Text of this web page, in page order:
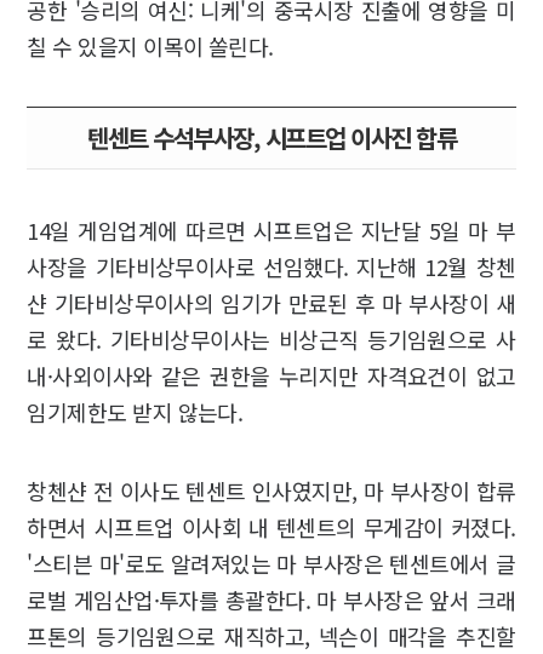
공한 '승리의 여신: 니케'의 중국시장 진출에 영향을 미
칠 수 있을지 이목이 쏠린다.
텐센트 수석부사장, 시프트업 이사진 합류
14일 게임업계에 따르면 시프트업은 지난달 5일 마 부
사장을 기타비상무이사로 선임했다. 지난해 12월 창첸
샨 기타비상무이사의 임기가 만료된 후 마 부사장이 새
로 왔다. 기타비상무이사는 비상근직 등기임원으로 사
내·사외이사와 같은 권한을 누리지만 자격요건이 없고
임기제한도 받지 않는다.
창첸샨 전 이사도 텐센트 인사였지만, 마 부사장이 합류
하면서 시프트업 이사회 내 텐센트의 무게감이 커졌다.
'스티븐 마'로도 알려져있는 마 부사장은 텐센트에서 글
로벌 게임산업·투자를 총괄한다. 마 부사장은 앞서 크래
프톤의 등기임원으로 재직하고, 넥슨이 매각을 추진할